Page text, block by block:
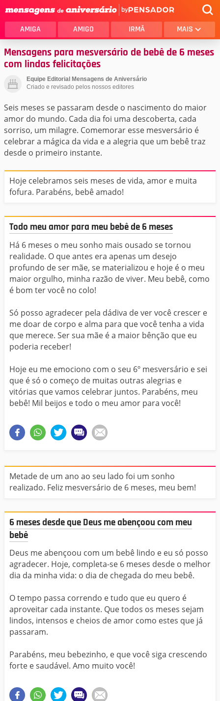
by
AMIGA AMIGO IRMÃ MAIS
Mensagens para mesversário de bebê de 6 meses
com lindas felicitações
Equipe Editorial Mensagens de Aniversário
Criado e revisado pelos nossos editores
Seis meses se passaram desde o nascimento do maior
amor do mundo. Cada dia foi uma descoberta, cada
sorriso, um milagre. Comemorar esse mesversário é
celebrar a mágica da vida e a alegria que um bebê traz
desde o primeiro instante.
Hoje celebramos seis meses de vida, amor e muita
fofura. Parabéns, bebê amado!
Todo meu amor para meu bebê de 6 meses
Há 6 meses o meu sonho mais ousado se tornou
realidade. O que antes era apenas um desejo
profundo de ser mãe, se materializou e hoje é o meu
maior orgulho, minha razão de viver. Meu bebê, como
é bom ter você no colo!
Só posso agradecer pela dádiva de ver você crescer e
me doar de corpo e alma para que você tenha a vida
que merece. Ser sua mãe é a maior bênção que eu
poderia receber!
Hoje eu me emociono com o seu 6º mesversário e sei
que é só o começo de muitas outras alegrias e
vitórias que vamos celebrar juntos. Parabéns, meu
bebê! Mil beijos e todo o meu amor para você!
Metade de um ano ao seu lado foi um sonho
realizado. Feliz mesversário de 6 meses, meu bem!
6 meses desde que Deus me abençoou com meu
bebê
Deus me abençoou com um bebê lindo e eu só posso
agradecer. Hoje, completa-se 6 meses desde o melhor
dia da minha vida: o dia de chegada do meu bebê.
O tempo passa correndo e tudo que eu quero é
aproveitar cada instante. Que todos os meses sejam
lindos, intensos e cheios de amor como estes que já
passaram.
Parabéns, meu bebezinho, e que você siga crescendo
forte e saudável. Amo muito você!